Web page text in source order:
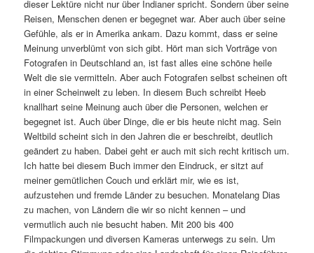
dieser Lektüre nicht nur über Indianer spricht. Sondern über seine
Reisen, Menschen denen er begegnet war. Aber auch über seine
Gefühle, als er in Amerika ankam. Dazu kommt, dass er seine
Meinung unverblümt von sich gibt. Hört man sich Vorträge von
Fotografen in Deutschland an, ist fast alles eine schöne heile
Welt die sie vermitteln. Aber auch Fotografen selbst scheinen oft
in einer Scheinwelt zu leben. In diesem Buch schreibt Heeb
knallhart seine Meinung auch über die Personen, welchen er
begegnet ist. Auch über Dinge, die er bis heute nicht mag. Sein
Weltbild scheint sich in den Jahren die er beschreibt, deutlich
geändert zu haben. Dabei geht er auch mit sich recht kritisch um.
Ich hatte bei diesem Buch immer den Eindruck, er sitzt auf
meiner gemütlichen Couch und erklärt mir, wie es ist,
aufzustehen und fremde Länder zu besuchen. Monatelang Dias
zu machen, von Ländern die wir so nicht kennen – und
vermutlich auch nie besucht haben. Mit 200 bis 400
Filmpackungen und diversen Kameras unterwegs zu sein. Um